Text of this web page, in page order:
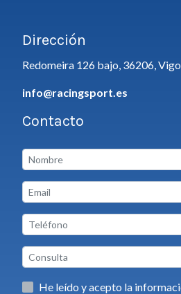
Dirección
Redomeira 126 bajo, 36206, Vigo
info@racingsport.es
Contacto
He leído y acepto la información básica sobre